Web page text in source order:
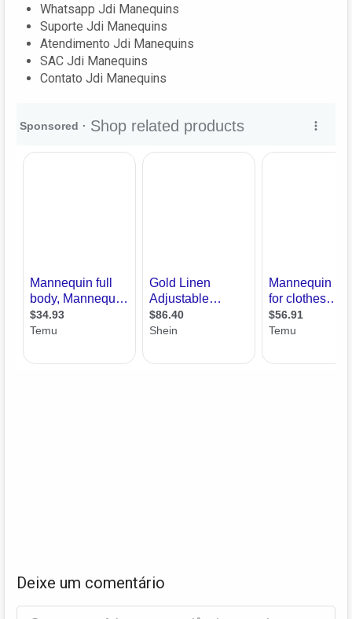
Whatsapp Jdi Manequins
Suporte Jdi Manequins
Atendimento Jdi Manequins
SAC Jdi Manequins
Contato Jdi Manequins
Deixe um comentário